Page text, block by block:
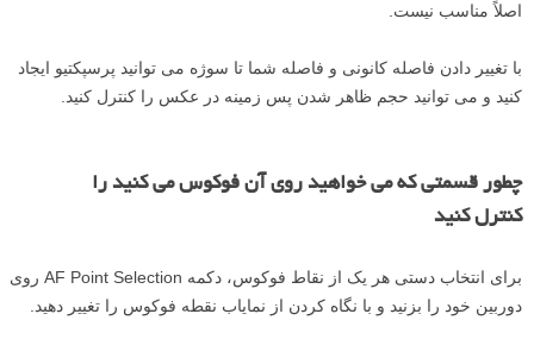
اصلاً مناسب نیست.
با تغییر دادن فاصله کانونی و فاصله شما تا سوژه می توانید پرسپکتیو ایجاد
کنید و می توانید حجم ظاهر شدن پس زمینه در عکس را کنترل کنید.
چطور قسمتی که می خواهید روی آن فوکوس می کنید را
کنترل کنید
برای انتخاب دستی هر یک از نقاط فوکوس، دکمه AF Point Selection روی
دوربین خود را بزنید و با نگاه کردن از نمایاب نقطه فوکوس را تغییر دهید.